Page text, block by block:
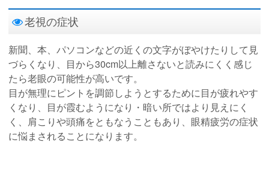
老視の症状
新聞、本、パソコンなどの近くの文字がぼやけたりして見
づらくなり、目から30cm以上離さないと読みにくく感じ
たら老眼の可能性が高いです。
目が無理にピントを調節しようとするために目が疲れやす
くなり、目が霞むようになり・暗い所ではより見えにく
く、肩こりや頭痛をともなうこともあり、眼精疲労の症状
に悩まされることになります。